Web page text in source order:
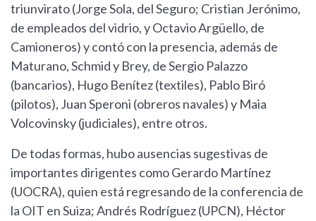
triunvirato (Jorge Sola, del Seguro; Cristian Jerónimo,
de empleados del vidrio, y Octavio Argüello, de
Camioneros) y contó con la presencia, además de
Maturano, Schmid y Brey, de Sergio Palazzo
(bancarios), Hugo Benítez (textiles), Pablo Biró
(pilotos), Juan Speroni (obreros navales) y Maia
Volcovinsky (judiciales), entre otros.
De todas formas, hubo ausencias sugestivas de
importantes dirigentes como Gerardo Martínez
(UOCRA), quien está regresando de la conferencia de
la OIT en Suiza; Andrés Rodríguez (UPCN), Héctor